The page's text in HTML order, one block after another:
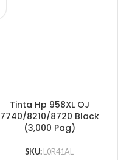
Tinta Hp 958XL OJ
7740/8210/8720 Black
(3,000 Pag)
SKU: L0R41AL